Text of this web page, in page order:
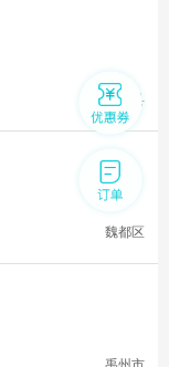
鄢陵县
魏都区